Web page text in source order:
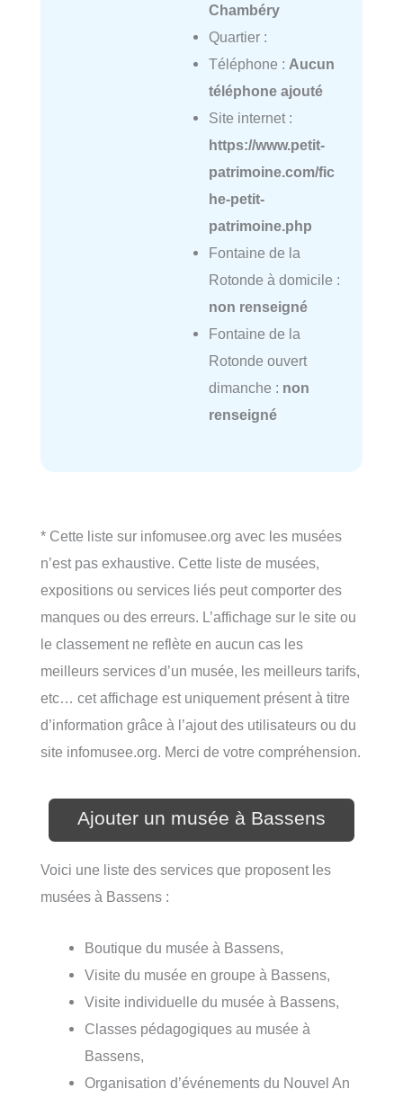
Chambéry
Quartier :
Téléphone : Aucun
téléphone ajouté
Site internet :
https://www.petit-
patrimoine.com/fic
he-petit-
patrimoine.php
Fontaine de la
Rotonde à domicile :
non renseigné
Fontaine de la
Rotonde ouvert
dimanche : non
renseigné
* Cette liste sur infomusee.org avec les musées
n’est pas exhaustive. Cette liste de musées,
expositions ou services liés peut comporter des
manques ou des erreurs. L’affichage sur le site ou
le classement ne reflète en aucun cas les
meilleurs services d’un musée, les meilleurs tarifs,
etc… cet affichage est uniquement présent à titre
d’information grâce à l’ajout des utilisateurs ou du
site infomusee.org. Merci de votre compréhension.
Ajouter un musée à Bassens
Voici une liste des services que proposent les
musées à Bassens :
Boutique du musée à Bassens,
Visite du musée en groupe à Bassens,
Visite individuelle du musée à Bassens,
Classes pédagogiques au musée à
Bassens,
Organisation d’événements du Nouvel An